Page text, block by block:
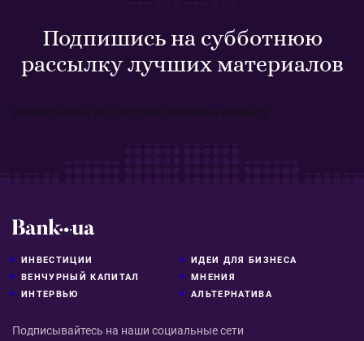
Подпишись на субботнюю
рассылку лучших материалов
[contact-form-7 id="193" title="Подписка подвал"]
ИНВЕСТИЦИИ
ИДЕИ ДЛЯ БИЗНЕСА
ВЕНЧУРНЫЙ КАПИТАЛ
МНЕНИЯ
ИНТЕРВЬЮ
АЛЬТЕРНАТИВА
Подписывайтесь на наши социальные сети